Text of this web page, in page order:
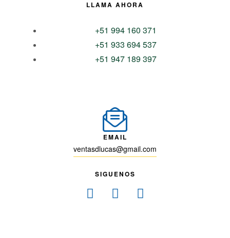
LLAMA AHORA
+51 994 160 371
+51 933 694 537
+51 947 189 397
EMAIL
ventasdlucas@gmail.com
SIGUENOS